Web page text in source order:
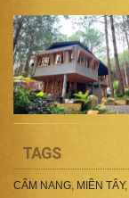
TAGS
CẨM NANG, MIỀN TÂY,